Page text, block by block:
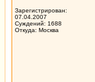
Зарегистрирован:
07.04.2007
Суждений: 1688
Откуда: Москва